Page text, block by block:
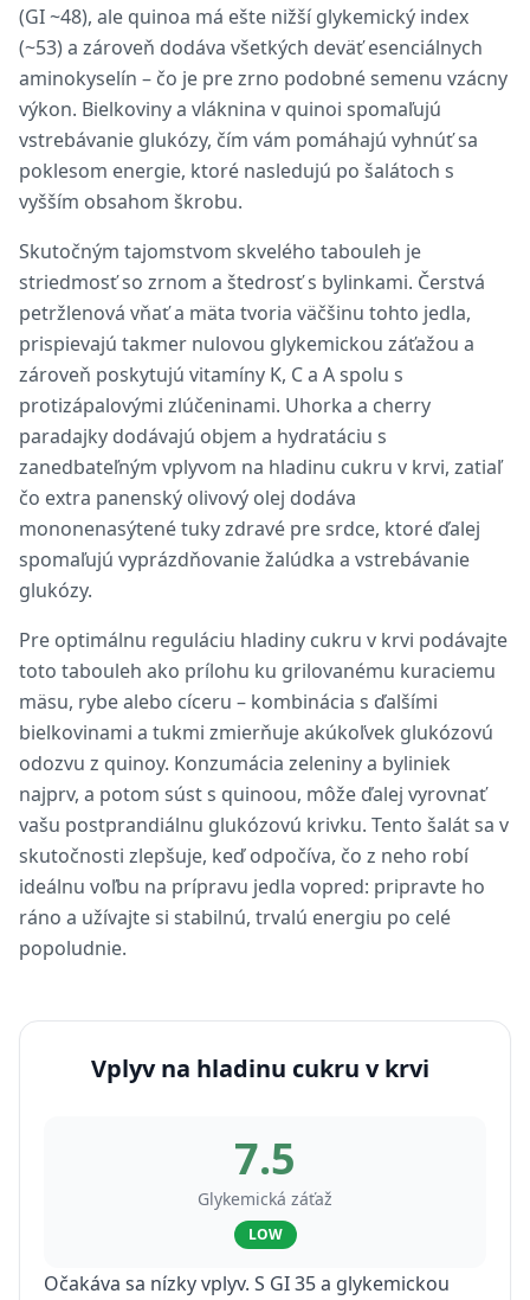
(GI ~48), ale quinoa má ešte nižší glykemický index
(~53) a zároveň dodáva všetkých deväť esenciálnych
aminokyselín – čo je pre zrno podobné semenu vzácny
výkon. Bielkoviny a vláknina v quinoi spomaľujú
vstrebávanie glukózy, čím vám pomáhajú vyhnúť sa
poklesom energie, ktoré nasledujú po šalátoch s
vyšším obsahom škrobu.
Skutočným tajomstvom skvelého tabouleh je
striedmosť so zrnom a štedrosť s bylinkami. Čerstvá
petržlenová vňať a mäta tvoria väčšinu tohto jedla,
prispievajú takmer nulovou glykemickou záťažou a
zároveň poskytujú vitamíny K, C a A spolu s
protizápalovými zlúčeninami. Uhorka a cherry
paradajky dodávajú objem a hydratáciu s
zanedbateľným vplyvom na hladinu cukru v krvi, zatiaľ
čo extra panenský olivový olej dodáva
mononenasýtené tuky zdravé pre srdce, ktoré ďalej
spomaľujú vyprázdňovanie žalúdka a vstrebávanie
glukózy.
Pre optimálnu reguláciu hladiny cukru v krvi podávajte
toto tabouleh ako prílohu ku grilovanému kuraciemu
mäsu, rybe alebo cíceru – kombinácia s ďalšími
bielkovinami a tukmi zmierňuje akúkoľvek glukózovú
odozvu z quinoy. Konzumácia zeleniny a byliniek
najprv, a potom súst s quinoou, môže ďalej vyrovnať
vašu postprandiálnu glukózovú krivku. Tento šalát sa v
skutočnosti zlepšuje, keď odpočíva, čo z neho robí
ideálnu voľbu na prípravu jedla vopred: pripravte ho
ráno a užívajte si stabilnú, trvalú energiu po celé
popoludnie.
Vplyv na hladinu cukru v krvi
7.5
Glykemická záťaž
LOW
Očakáva sa nízky vplyv. S GI 35 a glykemickou